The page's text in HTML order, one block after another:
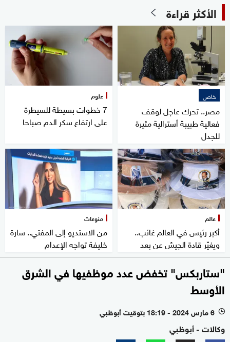
الأكثر قراءة
خاص
مصر.. تحرك عاجل لوقف
فعالية طبيبة أسترالية مثيرة
للجدل
علوم
7 خطوات بسيطة للسيطرة
على ارتفاع سكر الدم صباحا
عالم
أكبر رئيس في العالم غائب..
ويغيّر قادة الجيش عن بعد
منوعات
من الاستديو إلى المفتي.. سارة
خليفة تواجه الإعدام
"ستاربكس" تخفض عدد موظفيها في الشرق
الأوسط
l 6 مارس 2024 - 18:19 بتوقيت أبوظبي
وكالات - أبوظبي